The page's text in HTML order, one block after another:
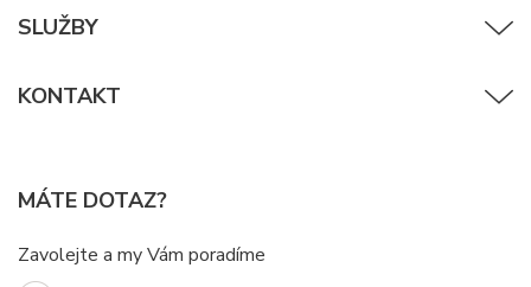
SLUŽBY
KONTAKT
MÁTE DOTAZ?
Zavolejte a my Vám poradíme